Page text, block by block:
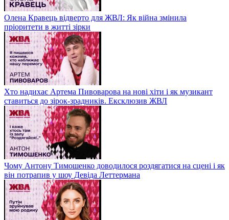
Олена Кравець відверто для ЖВЛ: Як війна змінила
пріоритети в житті зірки
Хто надихає Артема Пивоварова на нові хіти і як музикант
ставиться до зірок-зрадників. Ексклюзив ЖВЛ
Чому Антону Тимошенко доводилося роздягатися на сцені і як
він потрапив у шоу Девіда Леттермана